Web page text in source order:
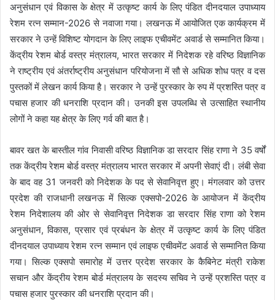
अनुसंधान एवं विकास के क्षेत्र में उत्कृष्ट कार्य के लिए पंडित दीनदयाल उपाध्याय
रेशम रत्न सम्मान-2026 से नवाजा गया। लखनऊ में आयोजित एक कार्यक्रम में
सरकार ने उन्हें विशिष्ट योगदान के लिए लाइफ एचीवमेंट अवार्ड से सम्मानित किया।
केंद्रीय रेशम बोर्ड वस्त्र मंत्रालय, भारत सरकार में निदेशक रहे वरिष्ठ विज्ञानिक
ने राष्ट्रीय एवं अंतर्राष्ट्रीय अनुसंधान परियोजना में सौ से अधिक शोध पत्र व दस
पुस्तकों में लेखन कार्य किया है। सरकार ने उन्हें पुरस्कार के रुप में प्रशस्ति पत्र व
पचास हजार की धनराशि प्रदान की। उनकी इस उपलब्धि से उत्साहित स्थानीय
लोगों ने कहा यह क्षेत्र के लिए गर्व की बात है।
बावर खत के बास्तील गांव निवासी वरिष्ठ विज्ञानिक डा सरदार सिंह राणा ने 35 वर्षों
तक केंद्रीय रेशम बोर्ड वस्त्र मंत्रालय भारत सरकार में अपनी सेवाएं दी। लंबी सेवा
के बाद वह 31 जनवरी को निदेशक के पद से सेवानिवृत्त हुए। मंगलवार को उत्तर
प्रदेश की राजधानी लखनऊ में सिल्क एक्सपो-2026 के आयोजन में केंद्रीय
रेशम निदेशालय की ओर से सेवानिवृत्त निदेशक डा सरदार सिंह राणा को रेशम
अनुसंधान, विकास, प्रसार एवं प्रबंधन के क्षेत्र में उत्कृष्ट कार्य के लिए पंडित
दीनदयाल उपाध्याय रेशम रत्न सम्मान एवं लाइफ एचीवमेंट अवार्ड से सम्मानित किया
गया। सिल्क एक्सपो समारोह में उत्तर प्रदेश सरकार के कैबिनेट मंत्री राकेश
सचान और केंद्रीय रेशम बोर्ड मंत्रालय के सदस्य सचिव ने उन्हें प्रशस्ति पत्र व
पचास हजार पुरस्कार की धनराशि प्रदान की।